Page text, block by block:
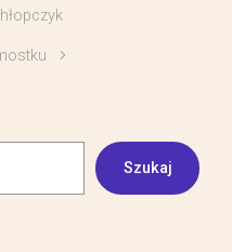
Szukaj